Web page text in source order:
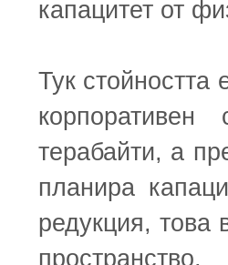
капацитет от
Тук
терабайти, а
планира
редукция, това